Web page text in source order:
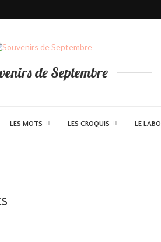
de Septembre
LES MOTS LES CROQUIS LE LABO